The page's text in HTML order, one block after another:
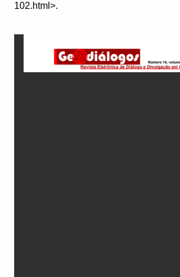
102.html>.